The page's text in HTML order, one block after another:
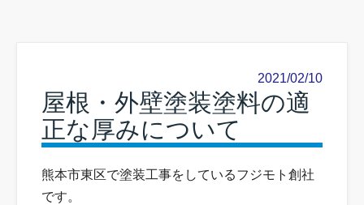
2021/02/10
屋根・外壁塗装塗料の適
正な厚みについて
熊本市東区で塗装工事をしているフジモト創社
です。